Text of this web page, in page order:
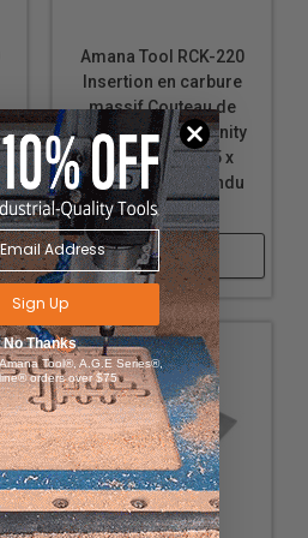
Amana Tool RCK-220
Insertion en carbure
massif Couteau de
remplacement Infinity
System 50 x 30.5 x
2mm Profil 3 - Vendu
par paire.
Acheter
Sign Up
No Thanks
Tool®, A.G.E Series®,
orders over $75